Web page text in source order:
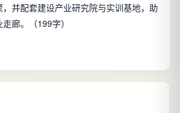
并配套建设产业研究院与实训基地，助
廊。（199字）